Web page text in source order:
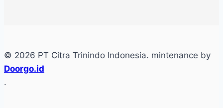
© 2026 PT Citra Trinindo Indonesia. mintenance by
Doorgo.id
.